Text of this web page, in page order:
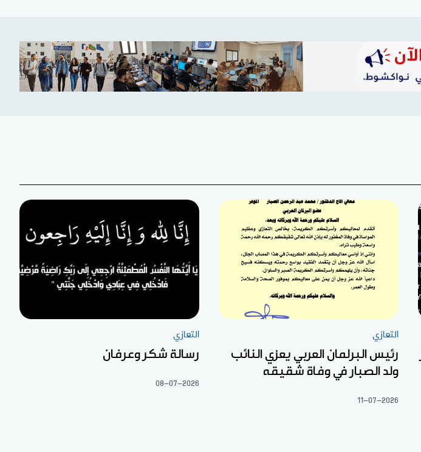
التعازي
رئيس البرلمان العربي يعزي النائب
ولد الصبار في وفاة شقيقه
11-07-2026
التعازي
رسالة شكر وعرفان
08-07-2026